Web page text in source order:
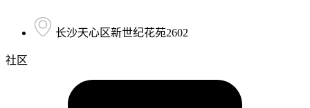
长沙天心区新世纪花苑2602
社区